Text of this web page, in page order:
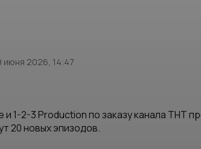
июня 2026, 14:47
и 1-2-3 Production по заказу канала ТНТ
20 новых эпизодов.